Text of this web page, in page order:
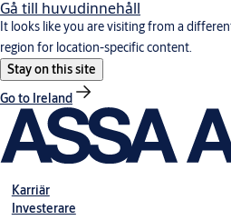
Gå till huvudinnehåll
It looks like you are visiting from a
region for location-specific content.
Stay on this site
Go to Ireland
Karriär
Investerare